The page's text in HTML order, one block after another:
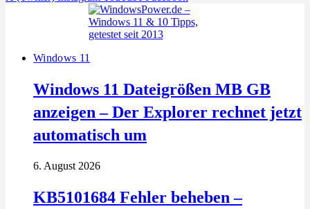
Windows 11
Windows 11 Dateigrößen MB GB
anzeigen – Der Explorer rechnet jetzt
automatisch um
6. August 2026
KB5101684 Fehler beheben –